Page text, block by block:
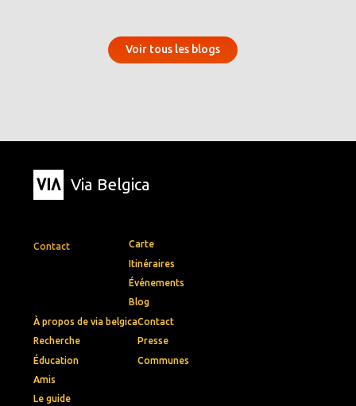
Voir tous les blogs
Via Belgica
Contact
Carte
Itinéraires
Événements
Blog
À propos de via belgica
Recherche
Éducation
Amis
Le guide
Contact
Presse
Communes